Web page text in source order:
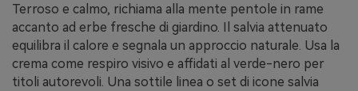
Terroso e calmo, richiama alla mente pentole in rame
accanto ad erbe fresche di giardino. Il salvia attenuato
equilibra il calore e segnala un approccio naturale. Usa la
crema come respiro visivo e affidati al verde-nero per
titoli autorevoli. Una sottile linea o set di icone salvia